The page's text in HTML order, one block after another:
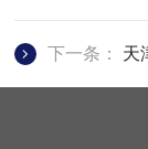
下一条： 天